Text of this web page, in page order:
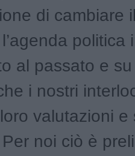
di cambiare
politica
al passato e
i nostri
valutazioni e
noi ciò è